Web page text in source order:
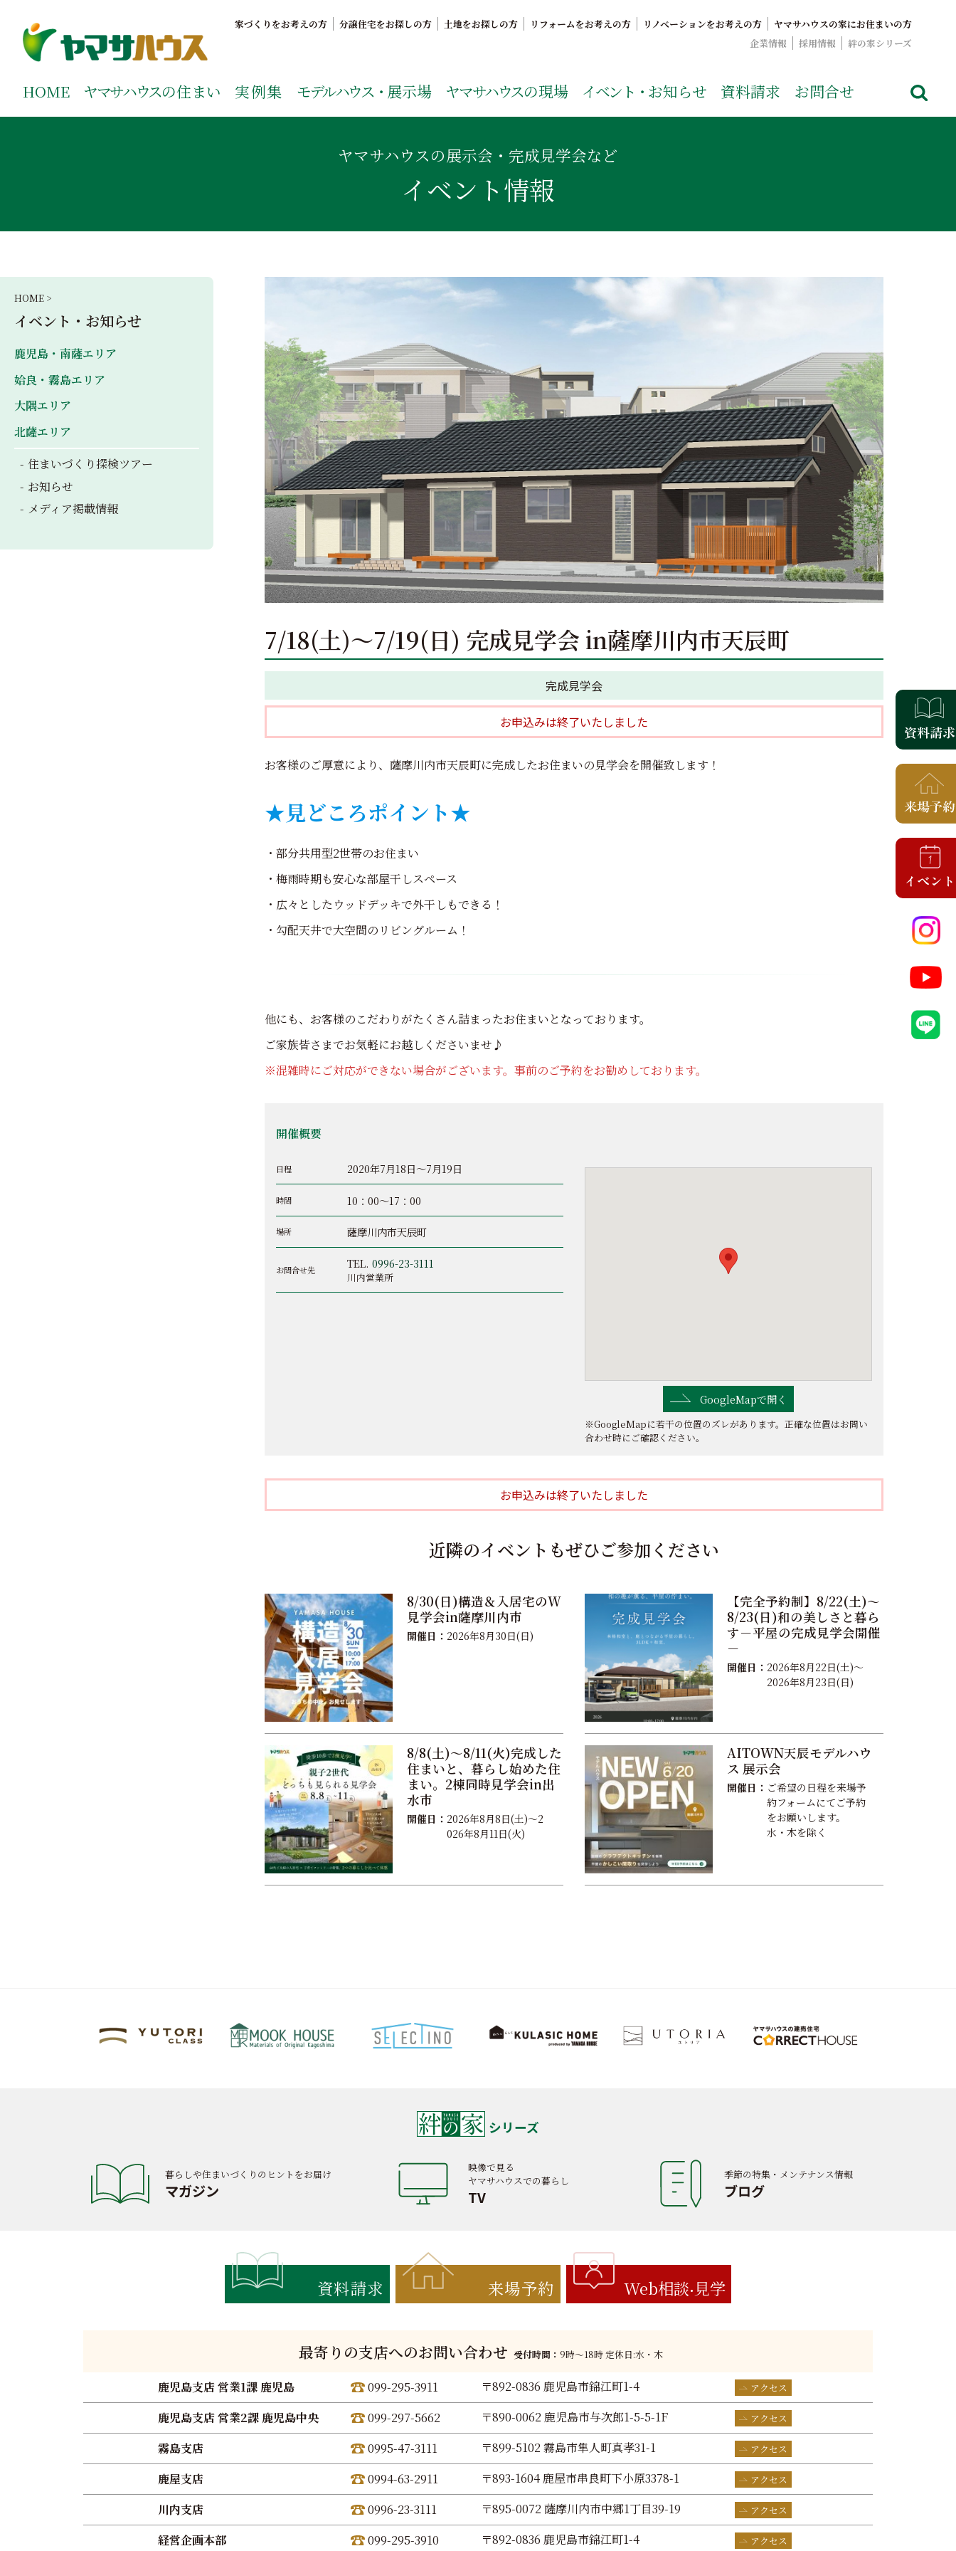
ご覧ください。
家づくりをお考えの方 分譲住宅をお探しの方 土地をお探しの方 リフォームをお考えの方 リノベーションをお考えの方
ヤマサハウスの家にお住まいの方
企業情報
採用情報 絆の家シリーズ
HOME ヤマサハウスの住まい 実例集 モデルハウス・ 展示場 ヤマサハウスの現場 イベント・ お知らせ 資料請求 お問合せ
ヤマサハウスの展示会・完成見学会など
イベント情報
7/18(土)～7/19(日) 完成見学会 in薩摩川内市天辰町
完成見学会
お申込みは終了いたしました
お客様のご厚意により、薩摩川内市天辰町に完成したお住まいの見学会を開催致します！
★見どころポイント★
・部分共用型2世帯のお住まい
・梅雨時期も安心な部屋干しスペース
・広々としたウッドデッキで外干しもできる！
・勾配天井で大空間のリビングルーム！
他にも、お客様のこだわりがたくさん詰まったお住まいとなっております。
ご家族皆さまでお気軽にお越しくださいませ♪
※混雑時にご対応ができない場合がございます。事前のご予約をお勧めしております。
開催概要
日程 2020年7月18日～7月19日
時間 10：00～17：00
場所 薩摩川内市天辰町
お問合せ先 TEL. 0996-23-3111
川内営業所
GoogleMapで開く
※GoogleMapに若干の位置のズレがあります。正確な位置はお問い
合わせ時にご確認ください。
お申込みは終了いたしました
近隣のイベントもぜひご参加ください
8/30(日)構造＆入居宅のW
見学会in薩摩川内市
開催日： 2026年8月30日(日)
【完全予約制】8/22(土)～
8/23(日)和の美しさと暮ら
す－平屋の完成見学会開催
－
開催日： 2026年8月22日(土)～
2026年8月23日(日)
8/8(土)～8/11(火)完成した
住まいと、暮らし始めた住
まい。2棟同時見学会in出
水市
開催日： 2026年8月8日(土)～2
026年8月11日(火)
AITOWN天辰モデルハウ
ス 展示会
開催日： ご希望の日程を来場予
約フォームにてご予約
をお願いします。
水・木を除く
HOME >
イベント・お知らせ
鹿児島・南薩エリア
姶良・霧島エリア
大隅エリア
北薩エリア
住まいづくり探検ツアー
お知らせ
メディア掲載情報
シリーズ
暮らしや住まいづくりのヒントをお届け
マガジン
映像で見る
ヤマサハウスでの暮らし
TV
季節の特集・メンテナンス情報
ブログ
資料請求 来場予約 Web相談 見学
最寄りの支店へのお問い合わせ 受付時間： 9時〜18時 定休日:水・木
鹿児島支店 営業1課 鹿児島 099-295-3911 〒892-0836 鹿児島市錦江町1-4 アクセス
鹿児島支店 営業2課 鹿児島中央 099-297-5662 〒890-0062 鹿児島市与次郎1-5-5-1F アクセス
霧島支店 0995-47-3111 〒899-5102 霧島市隼人町真孝31-1 アクセス
鹿屋支店 0994-63-2911 〒893-1604 鹿屋市串良町下小原3378-1 アクセス
川内支店 0996-23-3111 〒895-0072 薩摩川内市中郷1丁目39-19 アクセス
経営企画本部 099-295-3910 〒892-0836 鹿児島市錦江町1-4 アクセス